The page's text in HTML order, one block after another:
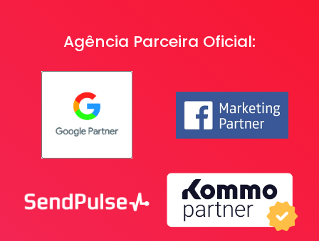
Agência Parceira Oficial: